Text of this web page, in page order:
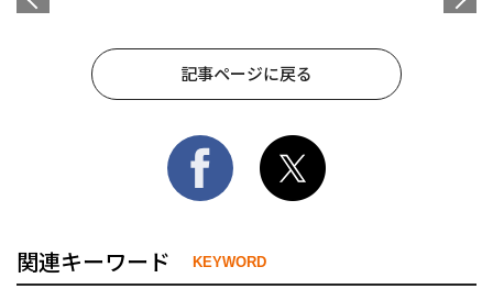
記事ページに戻る
関連キーワード KEYWORD